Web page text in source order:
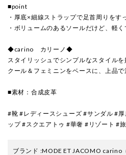
■point
・厚底×細線ストラップで足首周りをす
・ボリュームのあるソールだけど、軽く
◆carino カリーノ◆
スタイリッシュでシンプルなスタイルを
クール＆フェミニンをベースに、上品で
■素材：合成皮革
#靴 #レディースシューズ #サンダル #
ップ #スクエアトゥ #華奢 #リゾート #
ブランド :MODE ET JACOMO carino